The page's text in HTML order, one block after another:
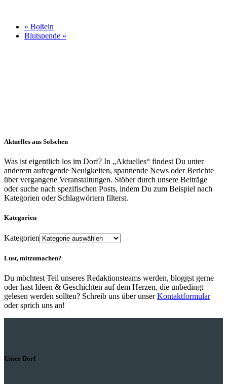
« Boßeln
Blutspende »
Aktuelles aus Solschen
Was ist eigentlich los im Dorf? In „Aktuelles“ findest Du unter
anderem aufregende Neuigkeiten, spannende News oder Berichte
über vergangene Veranstaltungen. Stöber durch unsere Beiträge
oder suche nach spezifischen Posts, indem Du zum Beispiel nach
Kategorien oder Schlagwörtern filterst.
Kategorien
Kategorien
Lust, mitzumachen?
Du möchtest Teil unseres Redaktionsteams werden, bloggst gerne
oder hast Ideen & Geschichten auf dem Herzen, die unbedingt
gelesen werden sollten? Schreib uns über unserKontaktformular
oder sprich uns an!
Unser Dorf